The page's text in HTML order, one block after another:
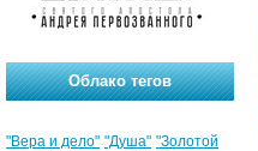
Облако тегов
"Вера и дело" "Душа" "Золотой